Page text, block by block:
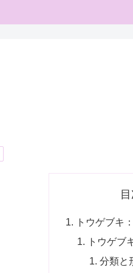
トウゲブキ
トウゲブ
分類と